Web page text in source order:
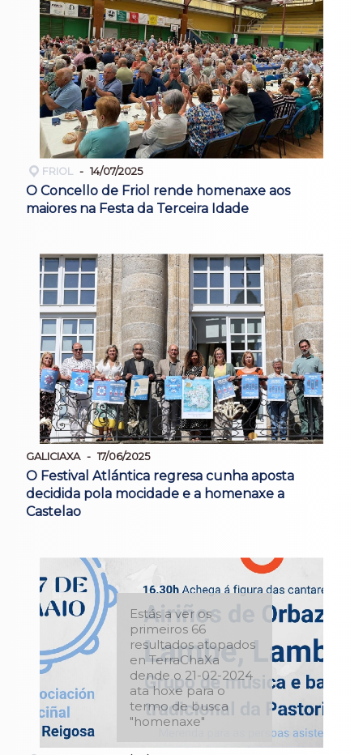
FRIOL 14/07/2025
O Concello de Friol rende homenaxe aos
maiores na Festa da Terceira Idade
GALICIAXA 17/06/2025
O Festival Atlántica regresa cunha aposta
decidida pola mocidade e a homenaxe a
Castelao
Estás a ver os
primeiros 66
resultados atopados
en TerraChaXa
dende o 21-02-2024
ata hoxe para o
termo de busca
"homenaxe"